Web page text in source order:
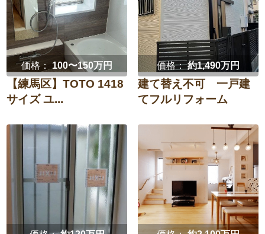
価格： 100〜150万円
【練馬区】TOTO 1418
サイズ ユ...
価格：約1,490万円
建て替え不可 一戸建
てフルリフォーム